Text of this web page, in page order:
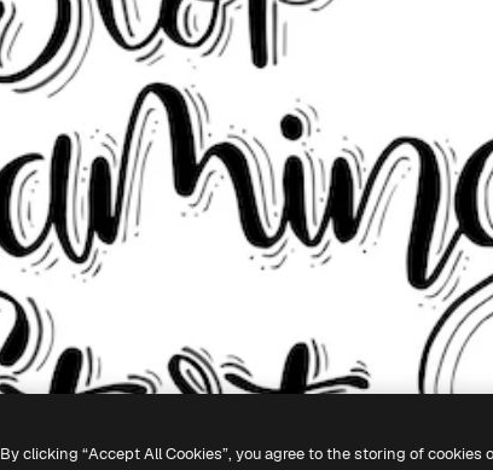
By clicking “Accept All Cookies”, you agree to the storing of cookies